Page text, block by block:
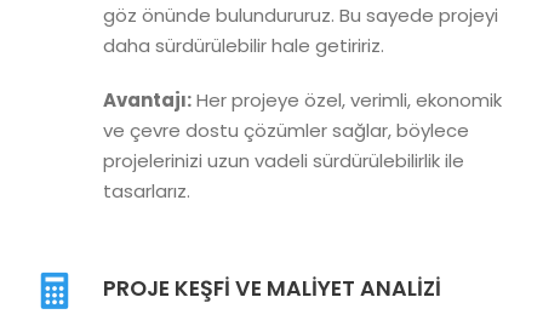
göz önünde bulundururuz. Bu sayede projeyi
daha sürdürülebilir hale getiririz.
Avantajı:Her projeye özel, verimli, ekonomik
ve çevre dostu çözümler sağlar, böylece
projelerinizi uzun vadeli sürdürülebilirlik ile
tasarlarız.
PROJE KEŞFI VE MALIYET ANALIZI